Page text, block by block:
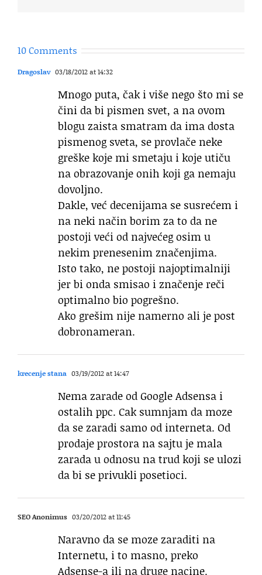
10 Comments
Dragoslav 03/18/2012 at 14:32
Mnogo puta, čak i više nego što mi se
čini da bi pismen svet, a na ovom
blogu zaista smatram da ima dosta
pismenog sveta, se provlače neke
greške koje mi smetaju i koje utiču
na obrazovanje onih koji ga nemaju
dovoljno.
Dakle, već decenijama se susrećem i
na neki način borim za to da ne
postoji veći od najvećeg osim u
nekim prenesenim značenjima.
Isto tako, ne postoji najoptimalniji
jer bi onda smisao i značenje reči
optimalno bio pogrešno.
Ako grešim nije namerno ali je post
dobronameran.
krecenje stana 03/19/2012 at 14:47
Nema zarade od Google Adsensa i
ostalih ppc. Cak sumnjam da moze
da se zaradi samo od interneta. Od
prodaje prostora na sajtu je mala
zarada u odnosu na trud koji se ulozi
da bi se privukli posetioci.
SEO Anonimus 03/20/2012 at 11:45
Naravno da se moze zaraditi na
Internetu, i to masno, preko
Adsense-a ili na druge nacine.